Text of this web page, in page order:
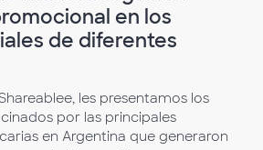
en los
de diferentes
les presentamos los
por las principales
en Argentina que generaron